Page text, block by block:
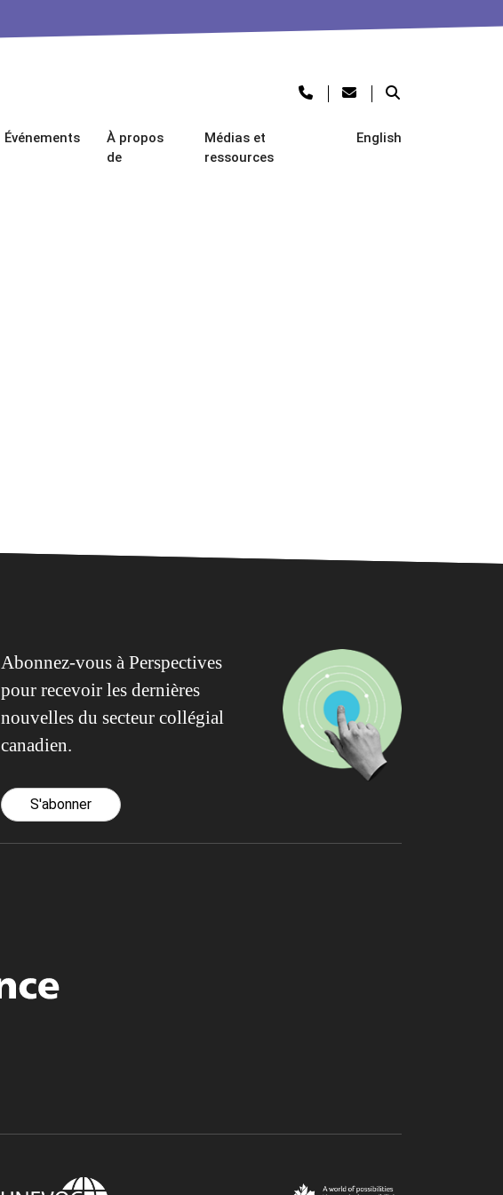
Événements
À propos
de
Médias et
ressources
English
Abonnez-vous à Perspectives
pour recevoir les dernières
nouvelles du secteur collégial
canadien.
S'abonner